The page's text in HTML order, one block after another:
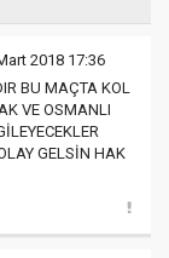
2018 17:36
BU MAÇTA KOL
VE OSMANLI
GELSİN HAK